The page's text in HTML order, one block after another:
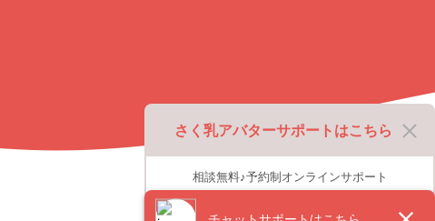
さく乳アバターサポートはこちら
相談無料♪予約制オンラインサポート